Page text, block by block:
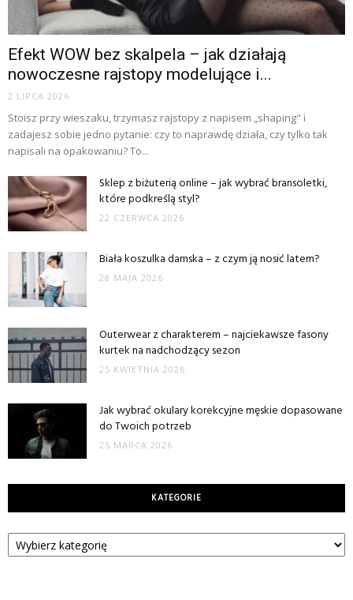
Efekt WOW bez skalpela – jak działają
nowoczesne rajstopy modelujące i...
2 LIPCA 2026
Stoisz przy wieszaku, trzymasz rajstopy z napisem „shaping" i
zadajesz sobie jedno pytanie: czy to naprawdę działa, czy tylko tak
napisali na opakowaniu? To...
Sklep z biżuterią online – jak wybrać bransoletki,
które podkreślą styl?
22 CZERWCA 2026
Biała koszulka damska – z czym ją nosić latem?
28 MAJA 2026
Outerwear z charakterem – najciekawsze fasony
kurtek na nadchodzący sezon
25 KWIETNIA 2026
Jak wybrać okulary korekcyjne męskie dopasowane
do Twoich potrzeb
25 MARCA 2026
KATEGORIE
Kategorie